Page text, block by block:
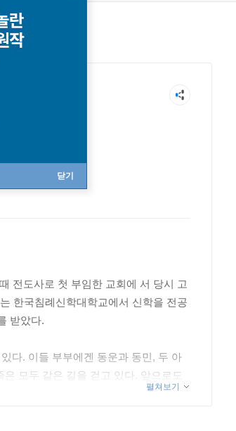
닫기
전도사로 첫 부임한 교회에 서 당시 고
한국침례신학대학교에서 신학을 전공
받았다.
다. 이들 부부에겐 동운과 동민, 두 아
모두 같은 길을 걷고 있다. 앞으로도
살리는 선한 불씨로 하나님의 위대하
펼쳐보기